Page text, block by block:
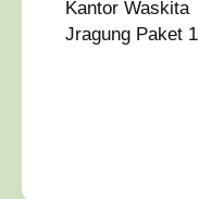
Kantor Waskita
Jragung Paket 1